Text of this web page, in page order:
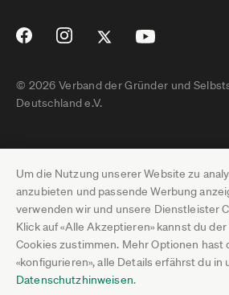
Um die Nutzung unserer Website zu
anzubieten und passende Werbung
verwenden wir und unsere Dienstleister
Klick auf «Alle Akzeptieren» kannst du
Cookies zustimmen. Mehr Optionen hast
«konfigurieren», alle Details erfährst du in
Datenschutzhinweisen.
© 2026 Verband der Gründer und
Deutschland e.V.
Impressum
Datenschutz
Pressebereich
Jobs